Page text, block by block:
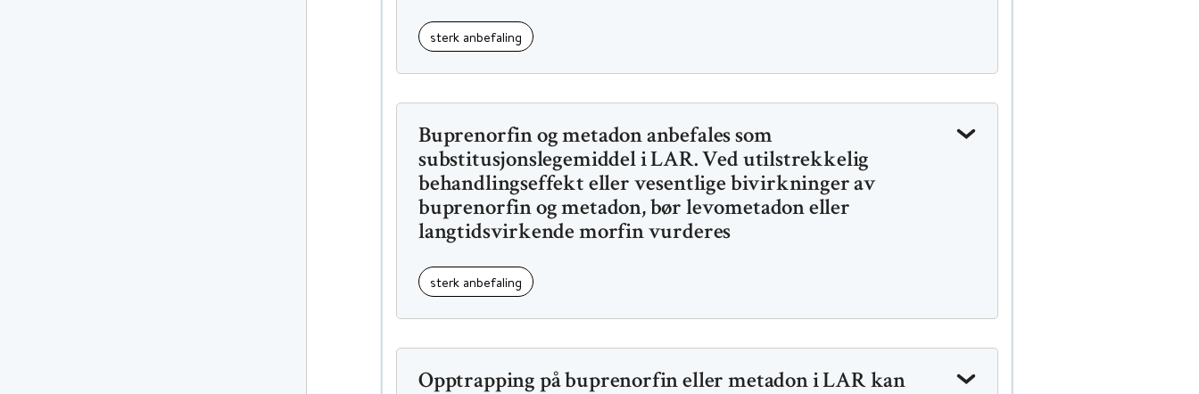
sterk anbefaling
Buprenorfin og metadon anbefales som
substitusjonslegemiddel i LAR. Ved utilstrekkelig
behandlingseffekt eller vesentlige bivirkninger av
buprenorfin og metadon, bør levometadon eller
langtidsvirkende morfin vurderes
sterk anbefaling
Opptrapping på buprenorfin eller metadon i LAR kan